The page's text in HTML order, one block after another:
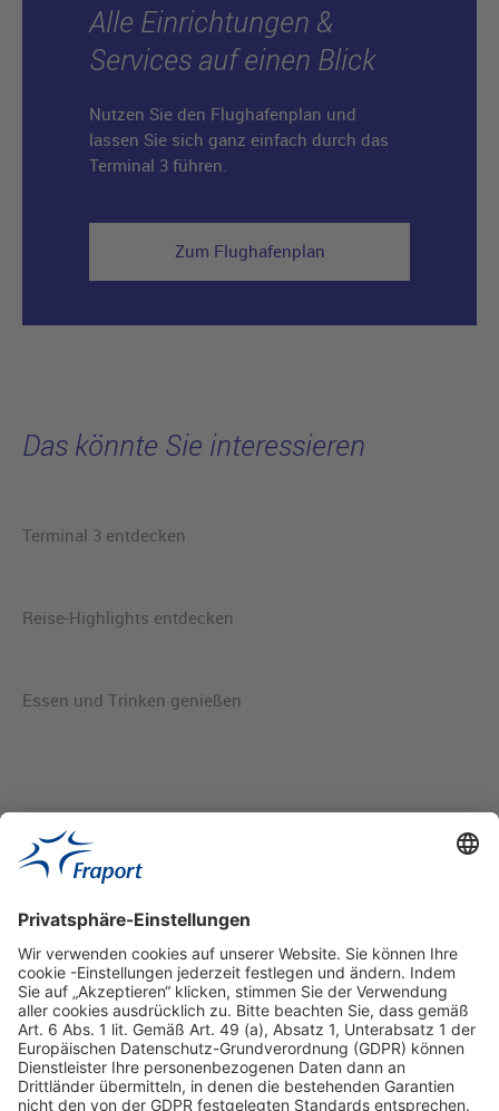
Alle Einrichtungen &
Services auf einen Blick
Nutzen Sie den Flughafenplan und
lassen Sie sich ganz einfach durch das
Terminal 3 führen.
Zum Flughafenplan
Das könnte Sie interessieren
Terminal 3 entdecken
Reise-Highlights entdecken
Essen und Trinken genießen
Hilfreiche Links
Online einkaufen & buchen